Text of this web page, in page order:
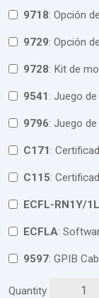
9718 : Opción
9729 : Opción
9728 : Kit de
9541 : Juego
9796 : Juego
C171 :
C115 :
ECFL-RN1Y/1L
ECFLA :
9597 : GPIB
Quantity